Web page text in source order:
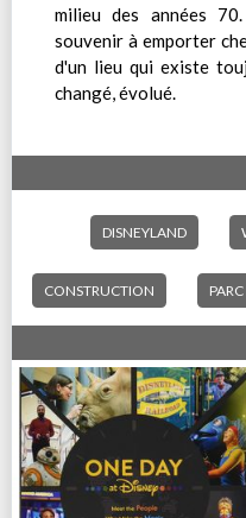
milieu des années
souvenir à emporter
d'un lieu qui existe
changé, évolué.
DISNEYLAND
CONSTRUCTION